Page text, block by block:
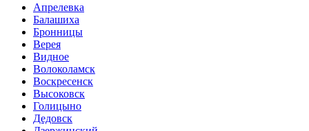
Апрелевка
Балашиха
Бронницы
Верея
Видное
Волоколамск
Воскресенск
Высоковск
Голицыно
Дедовск